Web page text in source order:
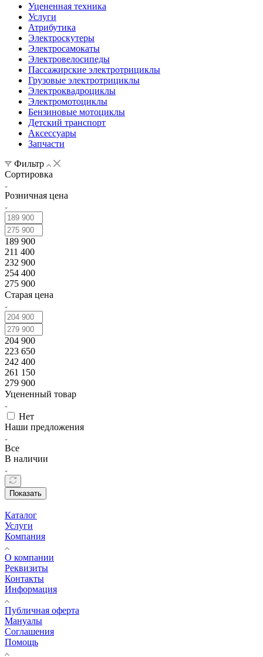
Уцененная техника
Услуги
Атрибутика
Электроскутеры
Электросамокаты
Электровелосипеды
Пассажирские электротрициклы
Грузовые электротрициклы
Электроквадроциклы
Электромотоциклы
Бензиновые мотоциклы
Детский транспорт
Аксессуары
Запчасти
Фильтр
Сортировка
Розничная цена
189 900
211 400
232 900
254 400
275 900
Старая цена
204 900
223 650
242 400
261 150
279 900
Уцененный товар
Нет
Наши предложения
Все
В наличии
Показать
Каталог
Услуги
Компания
О компании
Реквизиты
Контакты
Информация
Публичная оферта
Мануалы
Соглашения
Помощь